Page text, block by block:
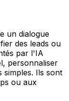
un dialogue
des leads ou
par l'IA
personnaliser
simples. Ils sont
ou aux